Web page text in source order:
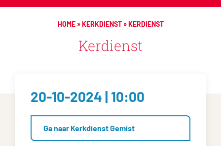
HOME»KERKDIENST»KERDIENST
Kerdienst
20-10-2024 | 10:00
Ga naar Kerkdienst Gemist